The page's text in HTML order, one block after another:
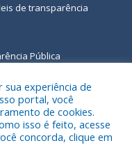
de transparência
Pública
Municipal de Igarapé-
sua experiência de
portal, você
de cookies.
isso é feito, acesse
concorda, clique em